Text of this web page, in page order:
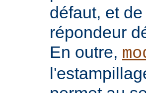
défaut, et
répondeur
En outre,